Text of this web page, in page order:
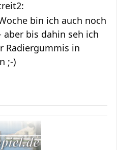
bin ich auch noch
bis dahin seh ich
Radiergummis in
;-)